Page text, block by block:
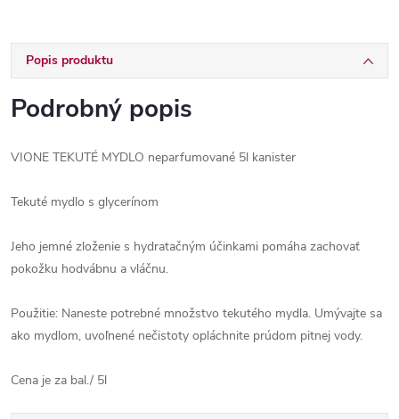
Popis produktu
Podrobný popis
VIONE TEKUTÉ MYDLO neparfumované 5l kanister
Tekuté mydlo s glycerínom
Jeho jemné zloženie s hydratačným účinkami pomáha zachovať
pokožku hodvábnu a vláčnu.
Použitie: Naneste potrebné množstvo tekutého mydla. Umývajte sa
ako mydlom, uvoľnené nečistoty opláchnite prúdom pitnej vody.
Cena je za bal./ 5l